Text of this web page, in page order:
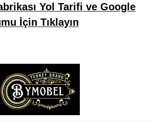
Yol Tarifi ve Google
İçin Tıklayın